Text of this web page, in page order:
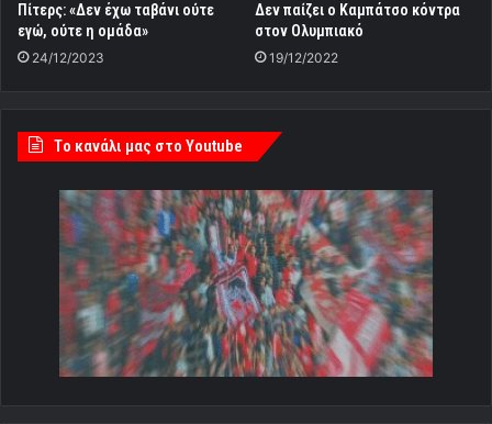
Πίτερς: «Δεν έχω ταβάνι ούτε
εγώ, ούτε η ομάδα»
24/12/2023
Δεν παίζει ο Καμπάτσο κόντρα
στον Ολυμπιακό
19/12/2022
Tο κανάλι μας στο Youtube